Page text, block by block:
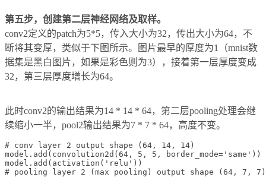
第五步，创建第二层神经网络及取样。
conv2定义的patch为5*5，传入大小为32，传出大小为64，不
断将其变厚，类似于下图所示。图片最早的厚度为1（mnist数
据集是黑白图片，如果是彩色则为3），接着第一层厚度变成
32，第三层厚度增长为64。
此时conv2的输出结果为14 * 14 * 64，第二层pooling处理会继
续缩小一半，pool2输出结果为7 * 7 * 64，高度不变。
# conv layer 2 output shape (64, 14, 14)
model.add(convolution2d(64, 5, 5, border_mode='same'))
model.add(activation('relu'))
# pooling layer 2 (max pooling) output shape (64, 7, 7)